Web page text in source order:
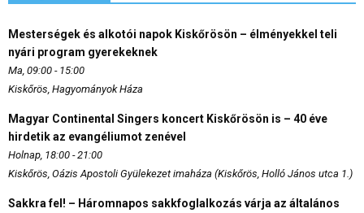
Mesterségek és alkotói napok Kiskőrösön – élményekkel teli
nyári program gyerekeknek
Ma, 09:00 - 15:00
Kiskőrös, Hagyományok Háza
Magyar Continental Singers koncert Kiskőrösön is – 40 éve
hirdetik az evangéliumot zenével
Holnap, 18:00 - 21:00
Kiskőrös, Oázis Apostoli Gyülekezet imaháza (Kiskőrös, Holló János utca 1.)
Sakkra fel! – Háromnapos sakkfoglalkozás várja az általános